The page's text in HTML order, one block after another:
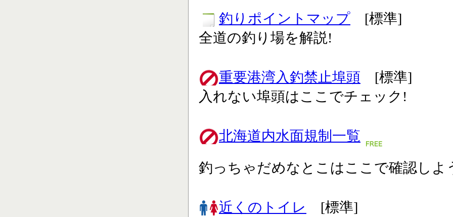
釣りポイントマップ [標準]
全道の釣り場を解説!
重要港湾入釣禁止埠頭 [標準]
入れない埠頭はここでチェック!
北海道内水面規制一覧
釣っちゃだめなとこはここで確認しよ
近くのトイレ [標準]